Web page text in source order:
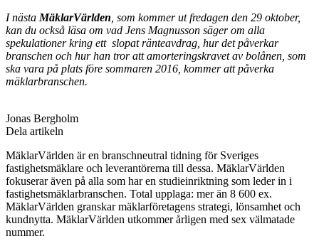
I nästa MäklarVärlden , som kommer ut fredagen den 29 oktober,
kan du också läsa om vad Jens Magnusson säger om alla
spekulationer kring ett slopat ränteavdrag, hur det påverkar
branschen och hur han tror attamorteringskravet av bolånen, som
ska vara på plats före sommaren 2016, kommer att påverka
mäklarbranschen.
Jonas Bergholm
Dela artikeln
MäklarVärlden är en branschneutral tidning för Sveriges
fastighetsmäklare och leverantörerna till dessa. MäklarVärlden
fokuserar även på alla som har en studieinriktning som leder in i
fastighetsmäklarbranschen. Total upplaga: mer än 8 600 ex.
MäklarVärlden granskar mäklarföretagens strategi, lönsamhet och
kundnytta. MäklarVärlden utkommer årligen med sex välmatade
nummer.